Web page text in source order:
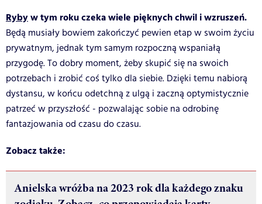
Rybyw tym roku czeka wiele pięknych chwil i wzruszeń.
Będą musiały bowiem zakończyć pewien etap w swoim życiu
prywatnym, jednak tym samym rozpoczną wspaniałą
przygodę. To dobry moment, żeby skupić się na swoich
potrzebach i zrobić coś tylko dla siebie. Dzięki temu nabiorą
dystansu, w końcu odetchną z ulgą i zaczną optymistycznie
patrzeć w przyszłość - pozwalając sobie na odrobinę
fantazjowania od czasu do czasu.
Zobacz także:
Anielska wróżba na 2023 rok dla każdego znaku